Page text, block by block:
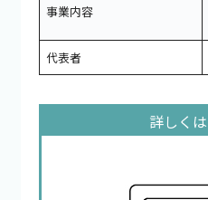
事業内容
代表者